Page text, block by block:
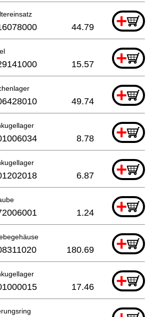
+
44.79
+
15.57
+
49.74
+
8.78
+
6.87
+
1.24
+
180.69
+
17.46